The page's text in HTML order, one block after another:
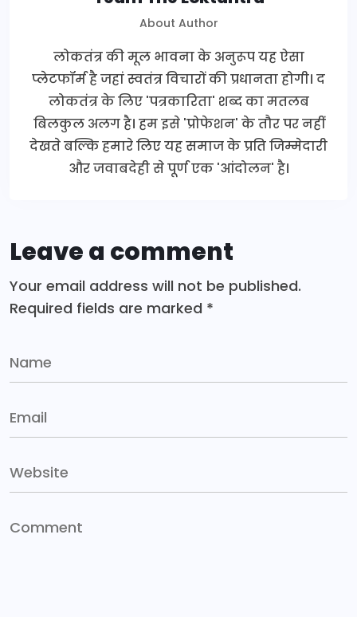
About Author
लोकतंत्र की मूल भावना के अनुरूप यह ऐसा
प्लेटफॉर्म है जहां स्वतंत्र विचारों की प्रधानता होगी। द
लोकतंत्र के लिए 'पत्रकारिता' शब्द का मतलब
बिलकुल अलग है। हम इसे 'प्रोफेशन' के तौर पर नहीं
देखते बल्कि हमारे लिए यह समाज के प्रति जिम्मेदारी
और जवाबदेही से पूर्ण एक 'आंदोलन' है।
Leave a comment
Your email address will not be published.
Required fields are marked *